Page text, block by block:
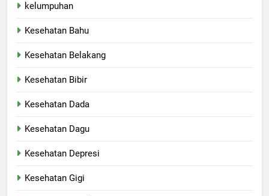
kelumpuhan
Kesehatan Bahu
Kesehatan Belakang
Kesehatan Bibir
Kesehatan Dada
Kesehatan Dagu
Kesehatan Depresi
Kesehatan Gigi